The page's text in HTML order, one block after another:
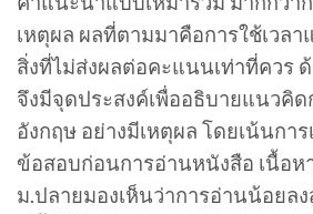
เหตุผล ผลที่ตามมาคือการใช้เวล
สิ่งที่ไม่ส่งผลต่อคะแนนเท่าที่ควร
จึงมีจุดประสงค์เพื่ออธิบายแนวคิด
อังกฤษ อย่างมีเหตุผล โดยเน้นกา
ข้อสอบก่อนการอ่านหนังสือ เนื้อห
ม.ปลายมองเห็นว่าการอ่านน้อยล